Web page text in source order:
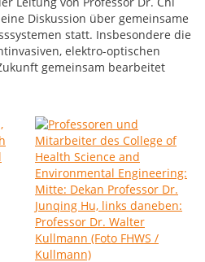
Diskussion über gemeinsame
statt. Insbesondere die
elektro-optischen
gemeinsam bearbeitet